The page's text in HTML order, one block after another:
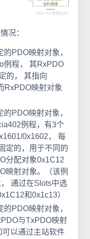
况：
PDO映射对象，
例程， 其RxPDO
的， 其指向
RxPDO映射对象
PDO映射对象，
例程，有3个
0x1602， 每
定的，用于不同的
分配对象0x1C12
映射对象。（该例
通过在Slots中选
和0x1c13）
PDO映射对象，
与TxPDO映射
以通过主站软件